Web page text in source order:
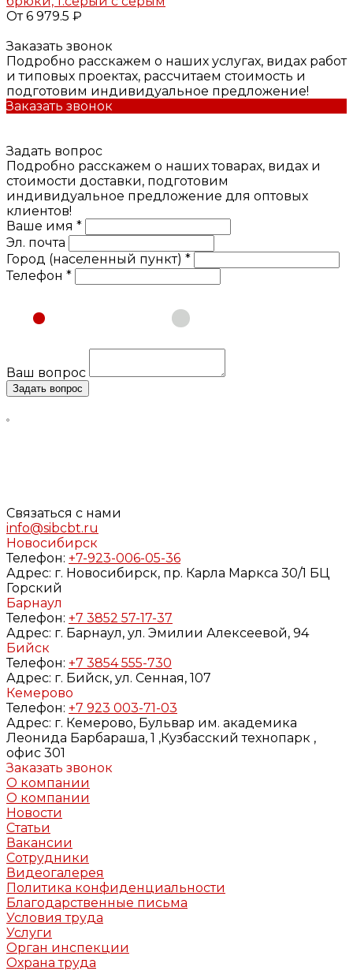
От 6 979.5 ₽
Заказать звонок
Подробно расскажем о наших услугах, видах работ
и типовых проектах, рассчитаем стоимость и
подготовим индивидуальное предложение!
Заказать звонок
Задать вопрос
Подробно расскажем о наших товарах, видах и
стоимости доставки, подготовим
индивидуальное предложение для оптовых
клиентов!
Ваше имя *
Эл. почта
Город (населенный пункт) *
Телефон *
Юридическое лицо
Ваш вопрос
Задать вопрос
Связаться с нами
info@sibcbt.ru
Новосибирск
Телефон: +7-923-006-05-36
Адрес: г. Новосибирск, пр. Карла Маркса 30/1 БЦ
Горский
Барнаул
Телефон: +7 3852 57-17-37
Адрес: г. Барнаул, ул. Эмилии Алексеевой, 94
Бийск
Телефон: +7 3854 555-730
Адрес: г. Бийск, ул. Сенная, 107
Кемерово
Телефон: +7 923 003-71-03
Адрес: г. Кемерово, Бульвар им. академика
Леонида Барбараша, 1 ,Кузбасский технопарк ,
офис 301
Заказать звонок
О компании
О компании
Новости
Статьи
Вакансии
Сотрудники
Видеогалерея
Политика конфиденциальности
Благодарственные письма
Условия труда
Услуги
Орган инспекции
Охрана труда